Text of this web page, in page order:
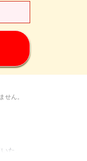
せん。
た。